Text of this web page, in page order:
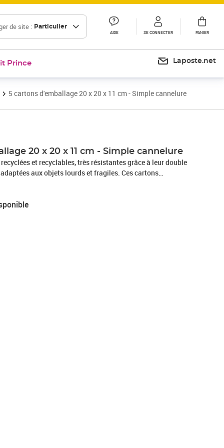
de site : Particulier
AIDE SE CONNECTER PANIER
Prince Laposte.net
5 cartons d'emballage 20 x 20 x 11 cm - Simple cannelure
20 x 20 x 11 cm - Simple cannelure
et recyclables, très résistantes grâce à leur double
aux objets lourds et fragiles. Ces cartons
Leur livraison à plat permet de gagner de la place.